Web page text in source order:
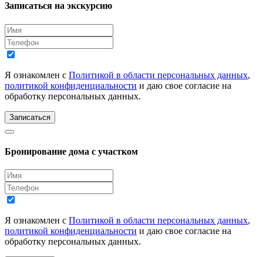
Записаться на экскурсию
Я ознакомлен с Политикой в области персональных данных,
политикой конфиденциальности и даю свое согласие на
обработку персональных данных.
Записаться
Бронирование дома с участком
Я ознакомлен с Политикой в области персональных данных,
политикой конфиденциальности и даю свое согласие на
обработку персональных данных.